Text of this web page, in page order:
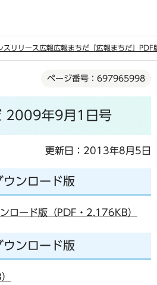
スリリース 広報広報まちだ 「広報まちだ」PDF
ページ番号：697965998
2009年9月1日号
更新日：2013年8月5日
ウンロード版
ロード版（PDF・2,176KB）
ウンロード版